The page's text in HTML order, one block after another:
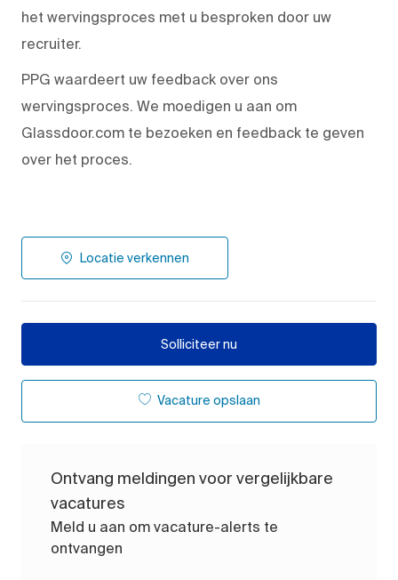
het wervingsproces met u besproken door uw
recruiter.
PPG waardeert uw feedback over ons
wervingsproces. We moedigen u aan om
Glassdoor.com te bezoeken en feedback te geven
over het proces.
Locatie verkennen
Solliciteer nu
Vacature opslaan
Ontvang meldingen voor vergelijkbare
vacatures
Meld u aan om vacature-alerts te
ontvangen